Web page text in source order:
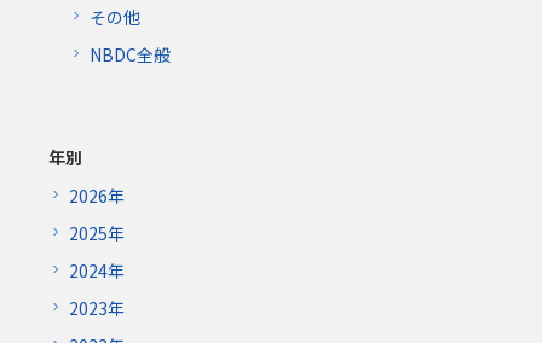
その他
NBDC全般
年別
2026年
2025年
2024年
2023年